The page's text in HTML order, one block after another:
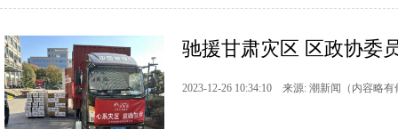
驰援甘肃灾区 区政协委
2023-12-26 10:34:10 来源: 潮新闻（内容略有